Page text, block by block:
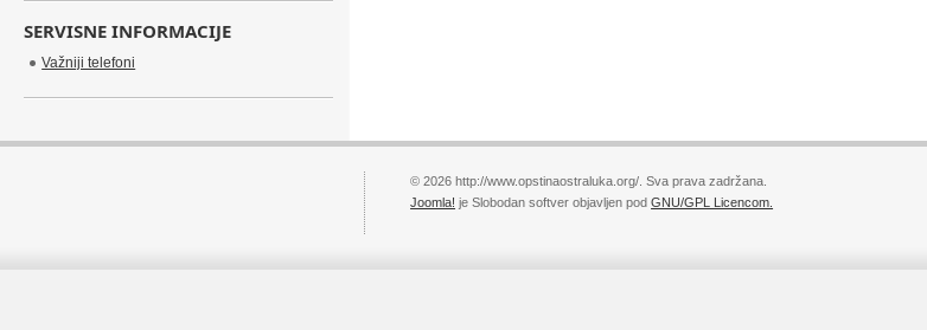
SERVISNE INFORMACIJE
Važniji telefoni
© 2026 http://www.opstinaostraluka.org/. Sva prava zadržana.
Joomla! je Slobodan softver objavljen podGNU/GPL Licencom.